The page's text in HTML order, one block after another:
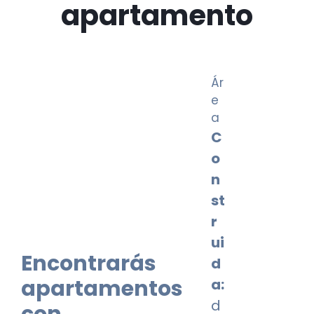
apartamento
Encontrarás
apartamentos
Ár
e
a
C
o
n
st
r
ui
d
a:
d